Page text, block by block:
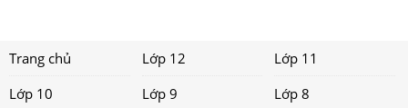
Trang chủ Lớp 12
Lớp 11
Lớp 10
Lớp 9
Lớp 8